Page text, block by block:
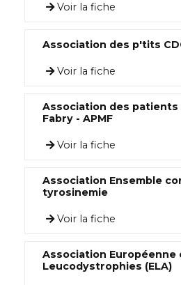
Voir la fiche
Association des p'tits
Voir la fiche
Association des patients
Fabry - APMF
Voir la fiche
Association Ensemble
tyrosinemie
Voir la fiche
Association Européenne
Leucodystrophies (ELA)